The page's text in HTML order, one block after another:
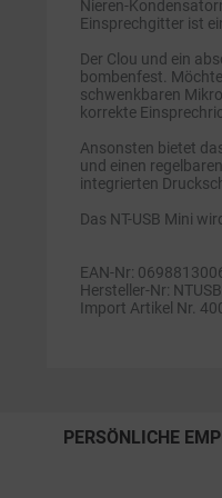
Nieren-
Einsprechgitter ist
Der Clou und ein
bombenfest.
schwenkbaren
korrekte
Ansonsten bietet
und einen
integrierten
Das NT-USB Mini
EAN-Nr:
Hersteller-Nr:
Import Artikel Nr.
PERSÖNLICHE